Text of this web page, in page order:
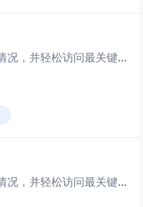
OP 中文周刊将分享 Optimism 中发生的情况，并轻松访问最关键的信息，以便轻松了解最新情况并做出明智的决策。 在每周回顾中，我们将回顾： Optimism 生态系统新闻 治理决策和提案更新 有影响力的运营活动...
OP 中文周刊将分享 Optimism 中发生的情况，并轻松访问最关键的信息，以便轻松了解最新情况并做出明智的决策。 在每周回顾中，我们将回顾： Optimism 生态系统新闻 治理决策和提案更新 有影响力的运营活动...